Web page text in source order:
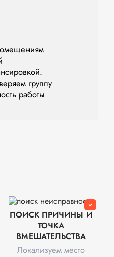
группу
работы
ПОИСК ПРИЧИНЫ И
ТОЧКА
ВМЕШАТЕЛЬСТВА
Локализуем место